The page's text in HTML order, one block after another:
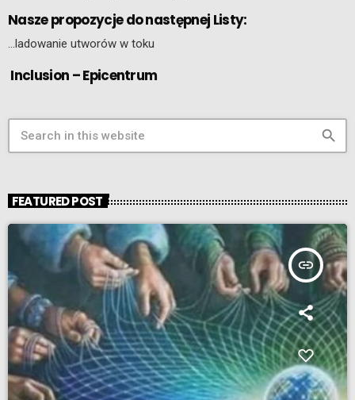
Nasze propozycje do następnej Listy:
…ladowanie utworów w toku
Inclusion – Epicentrum
search
FEATURED POST
insert_link